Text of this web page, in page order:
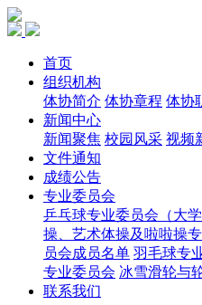
首页
组织机构
体协简介 体协章程 体协
新闻中心
新闻聚焦 校园风采 视频
文件通知
成绩公告
专业委员会
乒乓球专业委员会（大学
操、艺术体操及啦啦操
员会成员名单 羽毛球专
专业委员会 冰雪滑轮与
联系我们